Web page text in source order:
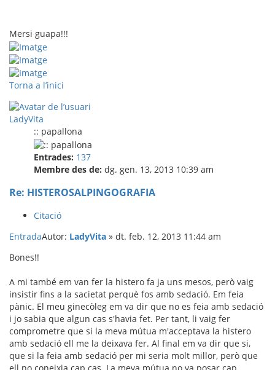
Mersi guapa!!!
Torna a l’inici
LadyVita
:: papallona
Entrades: 137
Membre des de: dg. gen. 13, 2013 10:39 am
Re: HISTEROSALPINGOGRAFIA
Citació
EntradaAutor: LadyVita » dt. feb. 12, 2013 11:44 am
Bones!!
A mi també em van fer la histero fa ja uns mesos, però vaig
insistir fins a la sacietat perquè fos amb sedació. Em feia
pànic. El meu ginecòleg em va dir que no es feia amb sedació
i jo sabia que algun cas s'havia fet. Per tant, li vaig fer
comprometre que si la meva mútua m'acceptava la histero
amb sedació ell me la deixava fer. Al final em va dir que si,
que si la feia amb sedació per mi seria molt millor, però que